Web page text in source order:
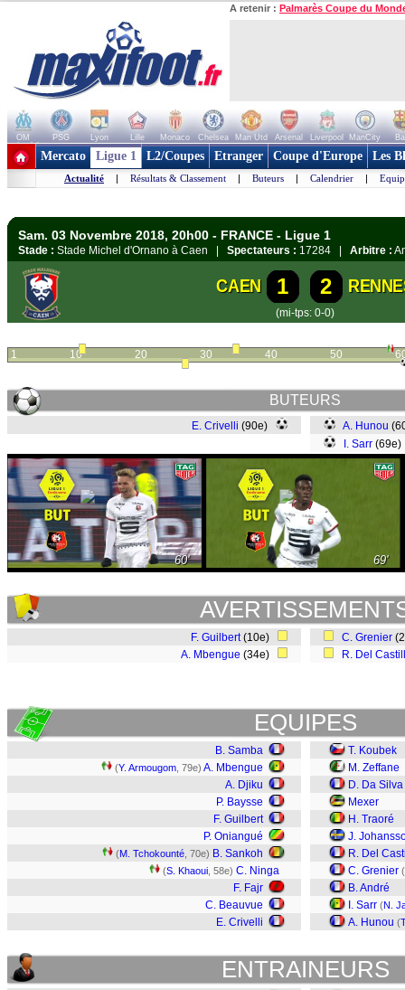
A retenir : Palmarès Coupe du
OM PSG Lyon Lille Monaco Chelsea Man Utd Arsenal Liverpool ManCity
+ de clubs
Mercato Ligue 1 L2/Coupes Etranger Coupe d'Europe Les
Actualité | Résultats & Classement | Buteurs | Calendrier |
Sam. 03 Novembre 2018, 20h00 - FRANCE - Ligue 1
Stade : Stade Michel d'Ornano à Caen | Spectateurs : 17284 | Arbitre :
CAEN 1 2
(mi-tps: 0-0)
1 10 20 30 40 50
BUTEURS
E. Crivelli (90e) A. Hunou
I. Sarr
60' 69'
F. Guilbert(10e)
A. Mbengue (34e)
C. Grenier
R. Del
EQUIPES
B. Samba
(Y. Armougom , 79e) A. Mbengue
A. Djiku
P. Baysse
F. Guilbert
P. Oniangué
(M. Tchokounté , 70e) B. Sankoh
(S. Khaoui , 58e) C. Ninga
F. Fajr
C. Beauvue
E. Crivelli
T. Koubek
M. Zeffane
D. Da Silva
Mexer
H. Traoré
J.
R. Del
C. Grenier (
B. André
I. Sarr (N.
A. Hunou (
ENTRAINEURS